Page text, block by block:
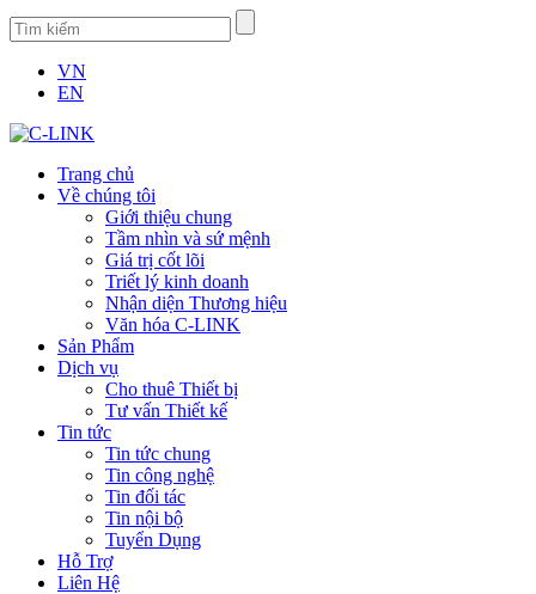
VN
EN
Trang chủ
Về chúng tôi
Giới thiệu chung
Tầm nhìn và sứ mệnh
Giá trị cốt lõi
Triết lý kinh doanh
Nhận diện Thương hiệu
Văn hóa C-LINK
Sản Phẩm
Dịch vụ
Cho thuê Thiết bị
Tư vấn Thiết kế
Tin tức
Tin tức chung
Tin công nghệ
Tin đối tác
Tin nội bộ
Tuyển Dụng
Hỗ Trợ
Liên Hệ